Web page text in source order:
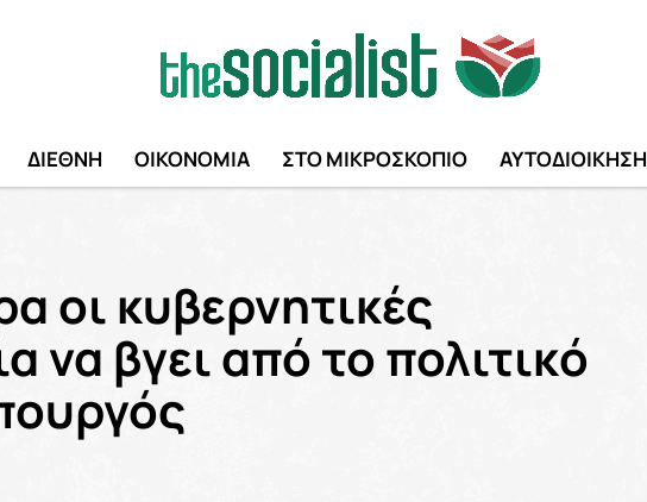
ΔΙΕΘΝΗ ΟΙΚΟΝΟΜΙΑ ΣΤΟ ΜΙΚΡΟΣΚΟΠΙΟ ΑΥΤΟΔΙΟΙΚΗΣΗ
οι κυβερνητικές
να βγει από το πολιτικό